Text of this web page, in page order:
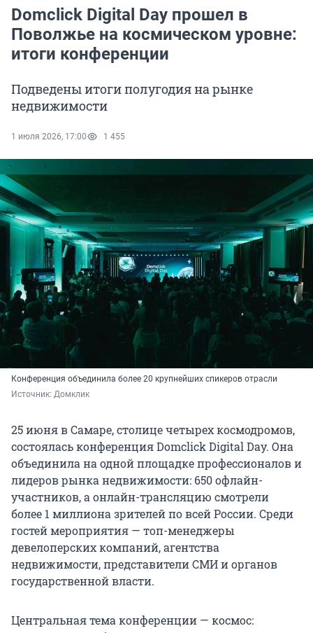
Domclick Digital Day прошел в
Поволжье на космическом уровне:
итоги конференции
Подведены итоги полугодия на рынке
недвижимости
1 июля 2026, 17:00 1 455
Конференция объединила более 20 крупнейших спикеров отрасли
Источник: Домклик
25 июня в Самаре, столице четырех космодромов,
состоялась конференция Domclick Digital Day. Она
объединила на одной площадке профессионалов и
лидеров рынка недвижимости: 650 офлайн-
участников, а онлайн-трансляцию смотрели
более 1 миллиона зрителей по всей России. Среди
гостей мероприятия — топ-менеджеры
девелоперских компаний, агентства
недвижимости, представители СМИ и органов
государственной власти.
Центральная тема конференции — космос: